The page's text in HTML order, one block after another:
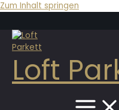
Zum Inhalt springen
Loft